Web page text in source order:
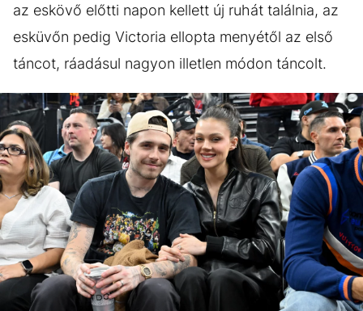
az eskövő előtti napon kellett új ruhát találnia, az
esküvőn pedig Victoria ellopta menyétől az első
táncot, ráadásul nagyon illetlen módon táncolt.